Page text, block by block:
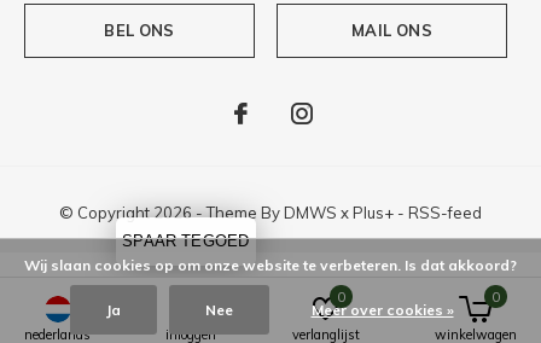
BEL ONS MAIL ONS
© Copyright 2026 - Theme ByDMWS xPlus+ - RSS-feed
nederlands inloggen verlanglijst
0
winkelwagen
0
Bottine9,8/10-118 Reviews @Kiyoh
Wij slaan cookies op om onze website te verbeteren. Is dat akkoord?
Ja Nee Meer over cookies »
SPAAR TEGOED